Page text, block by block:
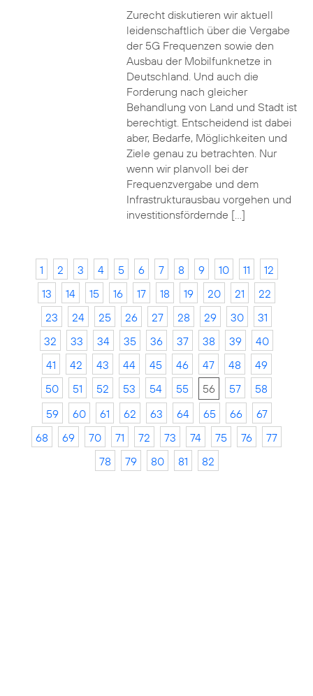
Zurecht diskutieren wir aktuell
leidenschaftlich über die Vergabe
der 5G Frequenzen sowie den
Ausbau der Mobilfunknetze in
Deutschland. Und auch die
Forderung nach gleicher
Behandlung von Land und Stadt ist
berechtigt. Entscheidend ist dabei
aber, Bedarfe, Möglichkeiten und
Ziele genau zu betrachten. Nur
wenn wir planvoll bei der
Frequenzvergabe und dem
Infrastrukturausbau vorgehen und
investitionsfördernde […]
1 2 3 4 5 6 7 8 9 10 11
12
13
14 15 16 17 18 19 20 21
22
23
24 25 26 27 28 29 30
31
32
33 34 35 36 37 38 39
40
41
42 43 44 45 46 47 48
49
50
51 52 53 54 55 56 57
58
59
60 61 62 63 64 65 66
67
68
69 70 71 72 73 74 75 76
77
78
79 80 81 82